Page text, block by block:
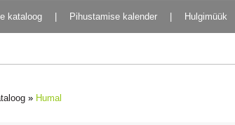
kataloog Pihustamise kalender Hulgimüük
» Humal